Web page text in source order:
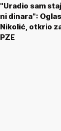
"Uradio sam
ni dinara":
Nikolić, otkrio
PZE